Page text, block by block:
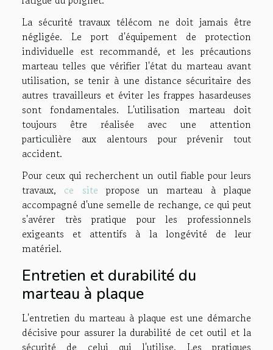
La sécurité travaux télécom ne doit jamais être
négligée. Le port d'équipement de protection
individuelle est recommandé, et les précautions
marteau telles que vérifier l'état du marteau avant
utilisation, se tenir à une distance sécuritaire des
autres travailleurs et éviter les frappes hasardeuses
sont fondamentales. L'utilisation marteau doit
toujours être réalisée avec une attention
particulière aux alentours pour prévenir tout
accident.
Pour ceux qui recherchent un outil fiable pour leurs
travaux, ce site propose un marteau à plaque
accompagné d'une semelle de rechange, ce qui peut
s'avérer très pratique pour les professionnels
exigeants et attentifs à la longévité de leur
matériel.
Entretien et durabilité du
marteau à plaque
L'entretien du marteau à plaque est une démarche
décisive pour assurer la durabilité de cet outil et la